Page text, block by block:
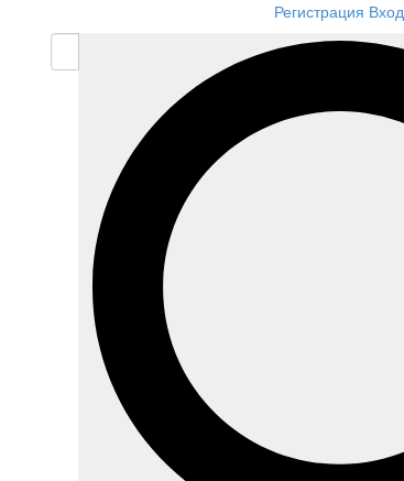
Регистрация Вход